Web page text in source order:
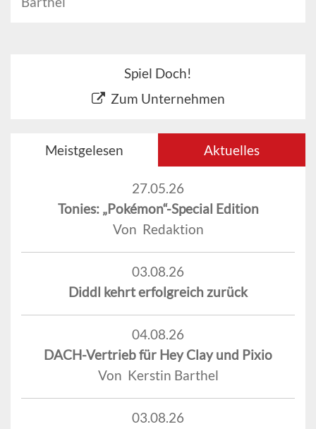
Spiel Doch!
Zum Unternehmen
Meistgelesen Aktuelles
27.05.26
Tonies: „Pokémon“-Special Edition
Von Redaktion
03.08.26
Diddl kehrt erfolgreich zurück
04.08.26
DACH-Vertrieb für Hey Clay und Pixio
Von Kerstin Barthel
03.08.26